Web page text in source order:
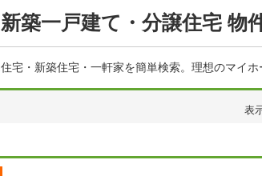
築一戸建て・分譲住宅 物
宅・新築住宅・一軒家を簡単検索。理想のマイ
表